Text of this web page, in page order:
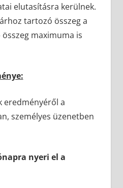
elutasításra kerülnek.
tartozó összeg a
maximuma is
eredményéről a
személyes üzenetben
nyeri el a